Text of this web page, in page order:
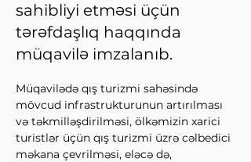
sahibliyi etməsi üçün
tərəfdaşlıq haqqında
müqavilə imzalanıb.
Müqavilədə qış turizmi sahəsində
mövcud infrastrukturunun artırılması
və təkmilləşdirilməsi, ölkəmizin xarici
turistlər üçün qış turizmi üzrə cəlbedici
məkana çevrilməsi, eləcə də,